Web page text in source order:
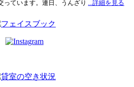
っています。連日、うんざり ...詳細を見る